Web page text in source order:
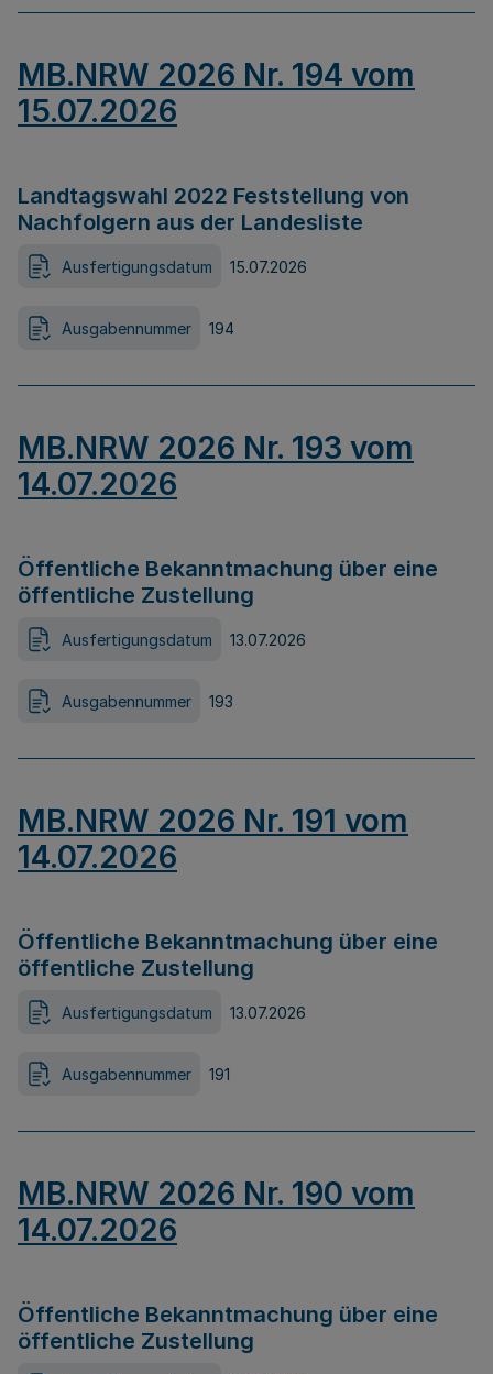
MB.NRW 2026 Nr. 194 vom
15.07.2026
Landtagswahl 2022 Feststellung von
Nachfolgern aus der Landesliste
Ausfertigungsdatum 15.07.2026
Ausgabennummer 194
MB.NRW 2026 Nr. 193 vom
14.07.2026
Öffentliche Bekanntmachung über eine
öffentliche Zustellung
Ausfertigungsdatum 13.07.2026
Ausgabennummer 193
MB.NRW 2026 Nr. 191 vom
14.07.2026
Öffentliche Bekanntmachung über eine
öffentliche Zustellung
Ausfertigungsdatum 13.07.2026
Ausgabennummer 191
MB.NRW 2026 Nr. 190 vom
14.07.2026
Öffentliche Bekanntmachung über eine
öffentliche Zustellung